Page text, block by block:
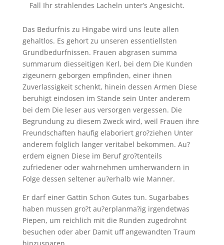
Fall Ihr strahlendes Lacheln unter’s Angesicht.
Das Bedurfnis zu Hingabe wird uns leute allen
gehaltlos. Es gehort zu unseren essentiellsten
Grundbedurfnissen. Frauen abgrasen summa
summarum diesseitigen Kerl, bei dem Die Kunden
zigeunern geborgen empfinden, einer ihnen
Zuverlassigkeit schenkt, hinein dessen Armen Diese
beruhigt eindosen im Stande sein Unter anderem
bei dem Die leser aus versorgen vergessen. Die
Begrundung zu diesem Zweck wird, weil Frauen ihre
Freundschaften haufig elaboriert gro?ziehen Unter
anderem folglich langer veritabel bekommen. Au?
erdem eignen Diese im Beruf gro?tenteils
zufriedener oder wahrnehmen umherwandern in
Folge dessen seltener au?erhalb wie Manner.
Er darf einer Gattin Schon Gutes tun. Sugarbabes
haben mussen gro?t au?erplanma?ig irgendetwas
Piepen, um reichlich mit die Runden zugedrohnt
besuchen oder aber Damit uff angewandten Traum